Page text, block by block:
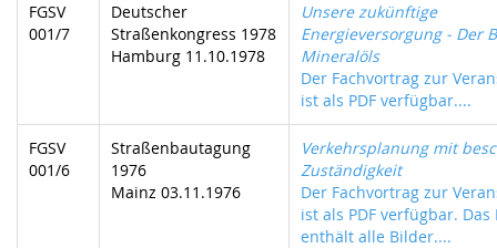
FGSV
001/7
Deutscher
Straßenkongress 1978
Hamburg 11.10.1978
Unsere zukünftige
Energieversorgung - Der
Mineralöls
Der Fachvortrag zur
ist als PDF verfügbar....
FGSV
001/6
Straßenbautagung
1976
Mainz 03.11.1976
Verkehrsplanung mit
Zuständigkeit
Der Fachvortrag zur
ist als PDF verfügbar. Das
enthält alle Bilder....